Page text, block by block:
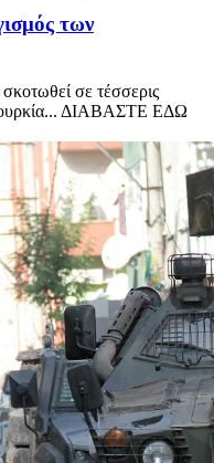
των
σε τέσσερις
Τουρκία... ΔΙΑΒΑΣΤΕ ΕΔΩ